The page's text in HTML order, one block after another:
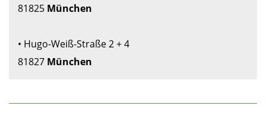
81825
• Hugo-Weiß-Straße 2 + 4
81827 München